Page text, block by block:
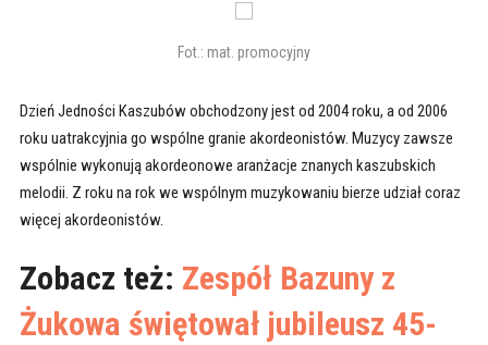
Fot.: mat. promocyjny
Dzień Jedności Kaszubów obchodzony jest od 2004 roku, a od 2006
roku uatrakcyjnia go wspólne granie akordeonistów. Muzycy zawsze
wspólnie wykonują akordeonowe aranżacje znanych kaszubskich
melodii. Z roku na rok we wspólnym muzykowaniu bierze udział coraz
więcej akordeonistów.
Zobacz też: Zespół Bazuny z
Żukowa świętował jubileusz 45-